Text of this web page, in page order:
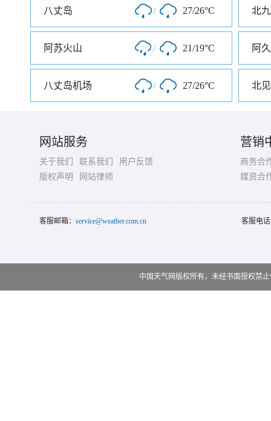
八丈岛 / 27/26°C 北
阿苏火山 / 21/19°C 阿
八丈岛机场 / 27/26°C 北
网站服务
关于我们 联系我们
用户反馈
版权声明
网站律师
营销
商务合
媒资合
客服邮箱： service@weather.com.cn 客服电
中国天气网版权所有，未经书面授权